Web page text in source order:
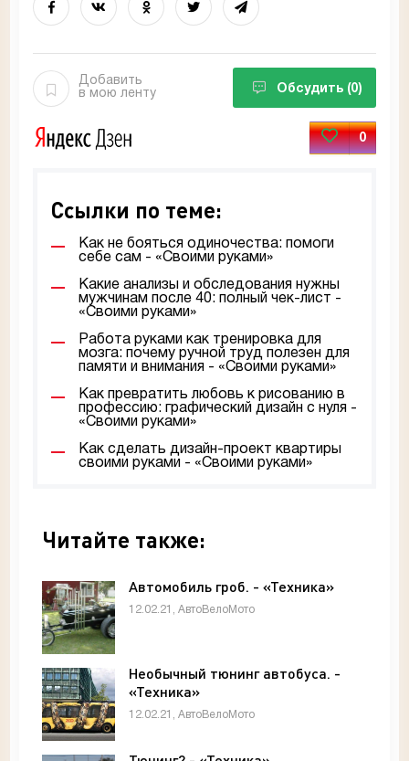
Добавить
в мою ленту
Обсудить (0)
0
Ссылки по теме:
Как не бояться одиночества: помоги
себе сам - «Своими руками»
Какие анализы и обследования нужны
мужчинам после 40: полный чек-лист -
«Своими руками»
Работа руками как тренировка для
мозга: почему ручной труд полезен для
памяти и внимания - «Своими руками»
Как превратить любовь к рисованию в
профессию: графический дизайн с нуля -
«Своими руками»
Как сделать дизайн-проект квартиры
своими руками - «Своими руками»
Читайте также:
Автомобиль гроб. - «Техника»
12.02.21, АвтоВелоМото
Необычный тюнинг автобуса. -
«Техника»
12.02.21, АвтоВелоМото